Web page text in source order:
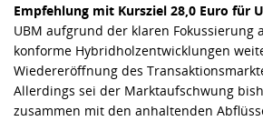
Empfehlung mit Kursziel 28,0 Euro für
UBM aufgrund der klaren Fokussierung
konforme Hybridholzentwicklungen
Wiedereröffnung des
Allerdings sei der Marktaufschwung
zusammen mit den anhaltenden